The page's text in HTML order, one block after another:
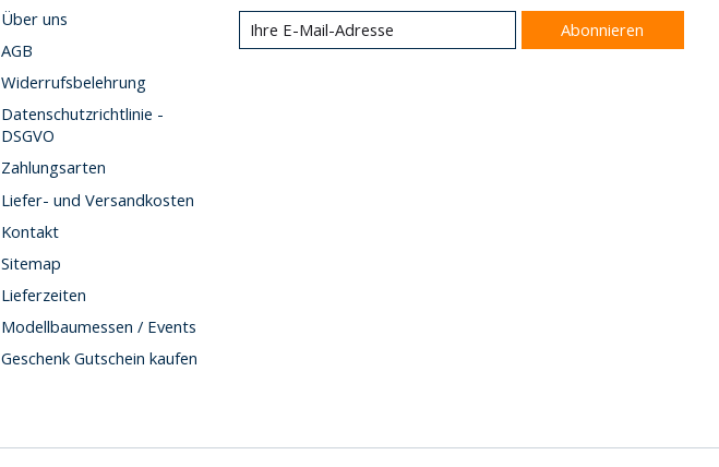
Über uns
AGB
Widerrufsbelehrung
Datenschutzrichtlinie -
DSGVO
Zahlungsarten
Liefer- und Versandkosten
Kontakt
Sitemap
Lieferzeiten
Modellbaumessen / Events
Geschenk Gutschein kaufen
Abonnieren